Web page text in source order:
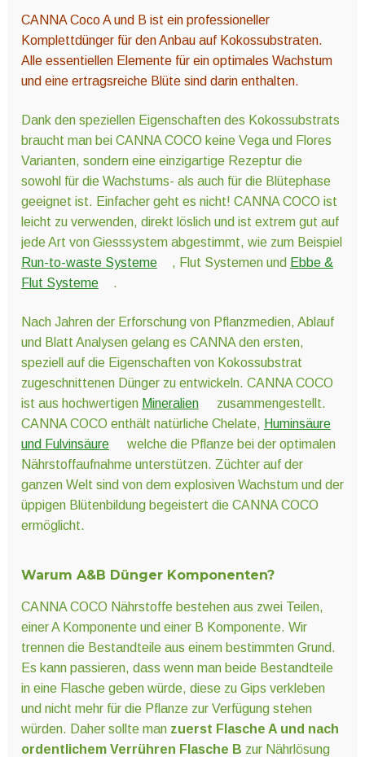
CANNA Coco A und B ist ein professioneller
Komplettdünger für den Anbau auf Kokossubstraten.
Alle essentiellen Elemente für ein optimales Wachstum
und eine ertragsreiche Blüte sind darin enthalten.
Dank den speziellen Eigenschaften des Kokossubstrats
braucht man bei CANNA COCO keine Vega und Flores
Varianten, sondern eine einzigartige Rezeptur die
sowohl für die Wachstums- als auch für die Blütephase
geeignet ist. Einfacher geht es nicht! CANNA COCO ist
leicht zu verwenden, direkt löslich und ist extrem gut auf
jede Art von Giesssystem abgestimmt, wie zum Beispiel
Run-to-waste Systeme
, Flut Systemen und Ebbe &
Flut Systeme
.
Nach Jahren der Erforschung von Pflanzmedien, Ablauf
und Blatt Analysen gelang es CANNA den ersten,
speziell auf die Eigenschaften von Kokossubstrat
zugeschnittenen Dünger zu entwickeln. CANNA COCO
ist aus hochwertigen Mineralien
zusammengestellt.
CANNA COCO enthält natürliche Chelate, Huminsäure
und Fulvinsäure
welche die Pflanze bei der optimalen
Nährstoffaufnahme unterstützen. Züchter auf der
ganzen Welt sind von dem explosiven Wachstum und der
üppigen Blütenbildung begeistert die CANNA COCO
ermöglicht.
Warum A&B Dünger Komponenten?
CANNA COCO Nährstoffe bestehen aus zwei Teilen,
einer A Komponente und einer B Komponente. Wir
trennen die Bestandteile aus einem bestimmten Grund.
Es kann passieren, dass wenn man beide Bestandteile
in eine Flasche geben würde, diese zu Gips verkleben
und nicht mehr für die Pflanze zur Verfügung stehen
würden. Daher sollte man zuerst Flasche A und nach
ordentlichem Verrühren Flasche B zur Nährlösung